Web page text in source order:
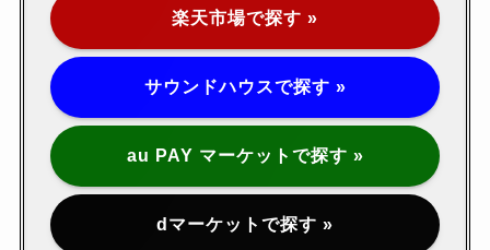
楽天市場で探す »
サウンドハウスで探す »
au PAY マーケットで探す »
dマーケットで探す »